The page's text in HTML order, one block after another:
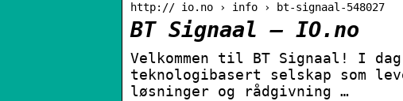
http:// io.no › info › bt-signaal-548027
BT Signaal – IO.no
Velkommen til BT Signaal! I
teknologibasert selskap som
løsninger og rådgivning …